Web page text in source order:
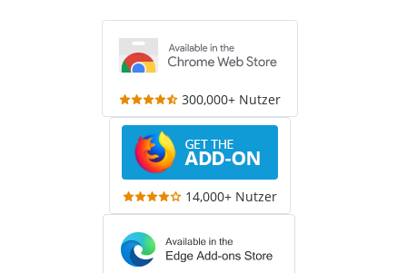
300,000+ Nutzer
14,000+ Nutzer